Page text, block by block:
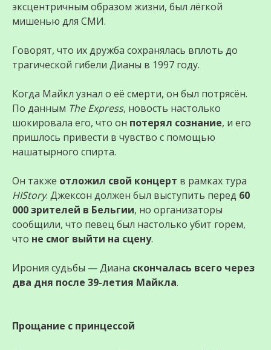
эксцентричным образом жизни, был лёгкой
мишенью для СМИ.
Говорят, что их дружба сохранялась вплоть до
трагической гибели Дианы в 1997 году.
Когда Майкл узнал о её смерти, он был потрясён.
По данным The Express, новость настолько
шокировала его, что он потерял сознание, и его
пришлось привести в чувство с помощью
нашатырного спирта.
Он также отложил свой концерт в рамках тура
HIStory. Джексон должен был выступить перед 60
000 зрителей в Бельгии, но организаторы
сообщили, что певец был настолько убит горем,
что не смог выйти на сцену.
Ирония судьбы — Диана скончалась всего через
два дня после 39-летия Майкла.
Прощание с принцессой